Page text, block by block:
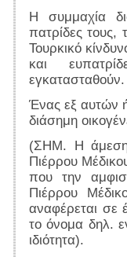
Η συμμαχία
πατρίδες τους,
Τουρκικό
και
εγκατασταθούν.
Ένας εξ αυτών
διάσημη
(ΣΗΜ. Η άμεση
Πιέρρου
που την
Πιέρρου
αναφέρεται σε
το όνομα δηλ.
ιδιότητα).